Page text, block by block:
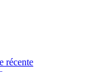
récente